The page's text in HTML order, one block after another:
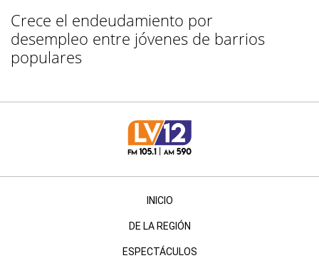
Crece el endeudamiento por
desempleo entre jóvenes de barrios
populares
INICIO
DE LA REGIÓN
ESPECTÁCULOS